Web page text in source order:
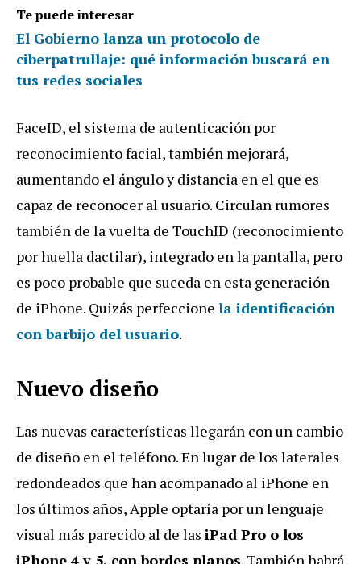
Te puede interesar
El Gobierno lanza un protocolo de
ciberpatrullaje: qué información buscará en
tus redes sociales
FaceID, el sistema de autenticación por
reconocimiento facial, también mejorará,
aumentando el ángulo y distancia en el que es
capaz de reconocer al usuario. Circulan rumores
también de la vuelta de TouchID (reconocimiento
por huella dactilar), integrado en la pantalla, pero
es poco probable que suceda en esta generación
de iPhone. Quizás perfeccione la identificación
con barbijo del usuario.
Nuevo diseño
Las nuevas características llegarán con un cambio
de diseño en el teléfono. En lugar de los laterales
redondeados que han acompañado al iPhone en
los últimos años, Apple optaría por un lenguaje
visual más parecido al de las iPad Pro o los